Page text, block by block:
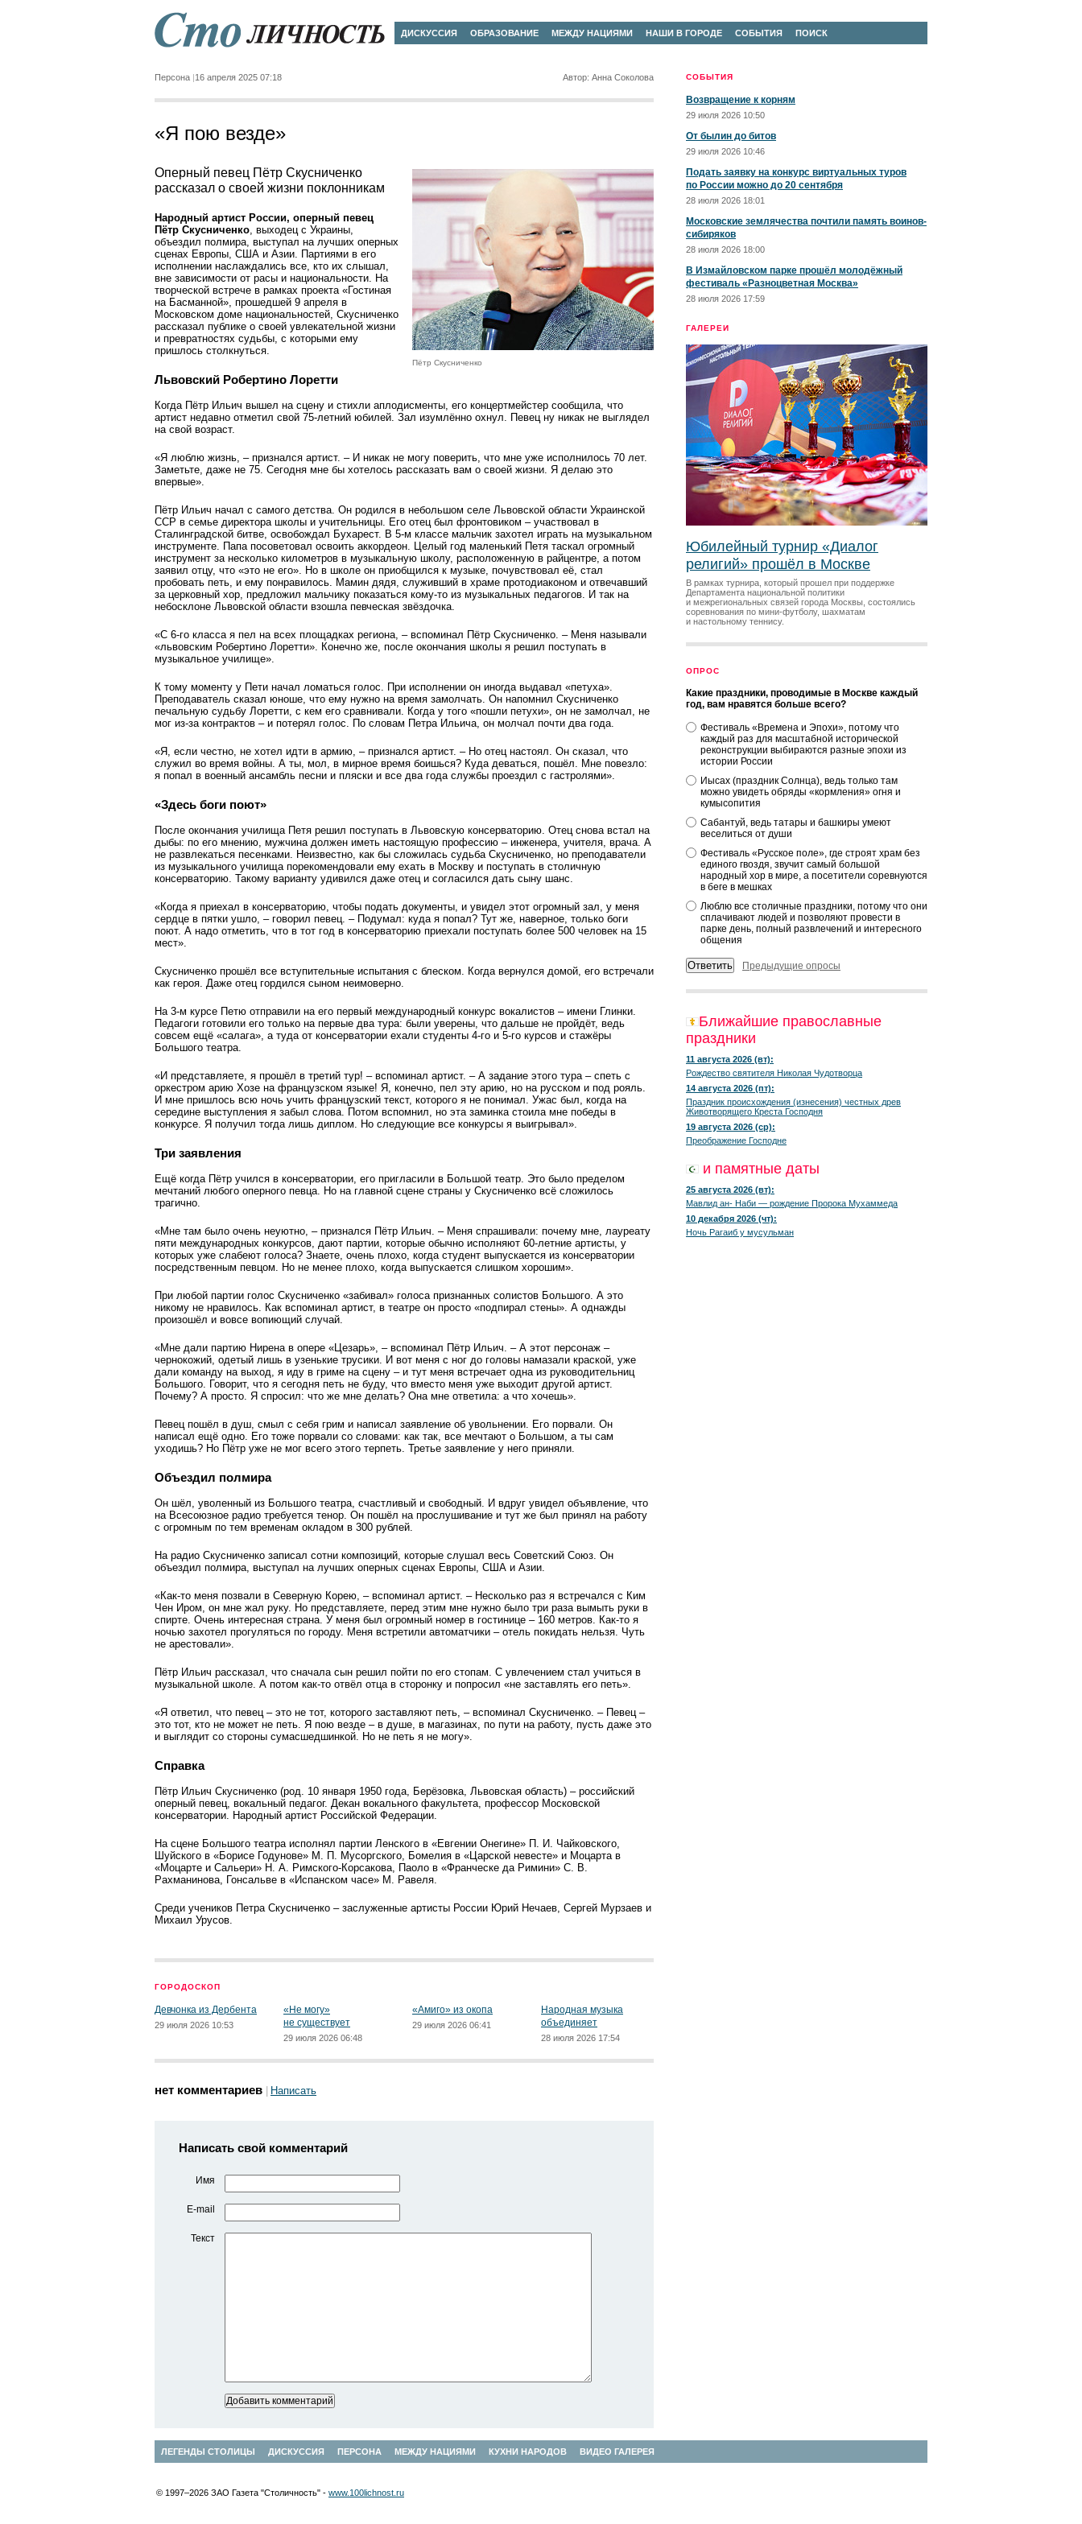
ДИСКУССИЯ ОБРАЗОВАНИЕ МЕЖДУ НАЦИЯМИ НАШИ В ГОРОДЕ СОБЫТИЯ ПОИСК
СОБЫТИЯ
Возвращение к корням
29 июля 2026 10:50
От былин до битов
29 июля 2026 10:46
Подать заявку на конкурс виртуальных туров
по России можно до 20 сентября
28 июля 2026 18:01
Московские землячества почтили память воинов-
сибиряков
28 июля 2026 18:00
В Измайловском парке прошёл молодёжный
фестиваль «Разноцветная Москва»
28 июля 2026 17:59
ГАЛЕРЕИ
Юбилейный турнир «Диалог
религий» прошёл в Москве
В рамках турнира, который прошел при поддержке
Департамента национальной политики
и межрегиональных связей города Москвы, состоялись
соревнования по мини-футболу, шахматам
и настольному теннису.
ОПРОС
Какие праздники, проводимые в Москве каждый
год, вам нравятся больше всего?
Фестиваль «Времена и Эпохи», потому что
каждый раз для масштабной исторической
реконструкции выбираются разные эпохи из
истории России
Иысах (праздник Солнца), ведь только там
можно увидеть обряды «кормления» огня и
кумысопития
Сабантуй, ведь татары и башкиры умеют
веселиться от души
Фестиваль «Русское поле», где строят храм без
единого гвоздя, звучит самый большой
народный хор в мире, а посетители соревнуются
в беге в мешках
Люблю все столичные праздники, потому что они
сплачивают людей и позволяют провести в
парке день, полный развлечений и интересного
общения
Предыдущие опросы
Ближайшие православные
праздники
11 августа 2026 (вт):
Рождество святителя Николая Чудотворца
14 августа 2026 (пт):
Праздник происхождения (изнесения) честных древ
Животворящего Креста Господня
19 августа 2026 (ср):
Преображение Господне
и памятные даты
25 августа 2026 (вт):
Мавлид ан- Наби — рождение Пророка Мухаммеда
10 декабря 2026 (чт):
Ночь Рагаиб у мусульман
Персона 16 апреля 2025 07:18 Автор: Анна Соколова
«Я пою везде»
Пётр Скусниченко
Оперный певец Пётр Скусниченко
рассказал о своей жизни поклонникам
Народный артист России, оперный певец
Пётр Скусниченко, выходец с Украины,
объездил полмира, выступал на лучших оперных
сценах Европы, США и Азии. Партиями в его
исполнении наслаждались все, кто их слышал,
вне зависимости от расы и национальности. На
творческой встрече в рамках проекта «Гостиная
на Басманной», прошедшей 9 апреля в
Московском доме национальностей, Скусниченко
рассказал публике о своей увлекательной жизни
и превратностях судьбы, с которыми ему
пришлось столкнуться.
Львовский Робертино Лоретти
Когда Пётр Ильич вышел на сцену и стихли аплодисменты, его концертмейстер сообщила, что
артист недавно отметил свой 75-летний юбилей. Зал изумлённо охнул. Певец ну никак не выглядел
на свой возраст.
«Я люблю жизнь, – признался артист. – И никак не могу поверить, что мне уже исполнилось 70 лет.
Заметьте, даже не 75. Сегодня мне бы хотелось рассказать вам о своей жизни. Я делаю это
впервые».
Пётр Ильич начал с самого детства. Он родился в небольшом селе Львовской области Украинской
ССР в семье директора школы и учительницы. Его отец был фронтовиком – участвовал в
Сталинградской битве, освобождал Бухарест. В 5-м классе мальчик захотел играть на музыкальном
инструменте. Папа посоветовал освоить аккордеон. Целый год маленький Петя таскал огромный
инструмент за несколько километров в музыкальную школу, расположенную в райцентре, а потом
заявил отцу, что «это не его». Но в школе он приобщился к музыке, почувствовал её, стал
пробовать петь, и ему понравилось. Мамин дядя, служивший в храме протодиаконом и отвечавший
за церковный хор, предложил мальчику показаться кому-то из музыкальных педагогов. И так на
небосклоне Львовской области взошла певческая звёздочка.
«С 6-го класса я пел на всех площадках региона, – вспоминал Пётр Скусниченко. – Меня называли
«львовским Робертино Лоретти». Конечно же, после окончания школы я решил поступать в
музыкальное училище».
К тому моменту у Пети начал ломаться голос. При исполнении он иногда выдавал «петуха».
Преподаватель сказал юноше, что ему нужно на время замолчать. Он напомнил Скусниченко
печальную судьбу Лоретти, с кем его сравнивали. Когда у того «пошли петухи», он не замолчал, не
мог из-за контрактов – и потерял голос. По словам Петра Ильича, он молчал почти два года.
«Я, если честно, не хотел идти в армию, – признался артист. – Но отец настоял. Он сказал, что
служил во время войны. А ты, мол, в мирное время боишься? Куда деваться, пошёл. Мне повезло:
я попал в военный ансамбль песни и пляски и все два года службы проездил с гастролями».
«Здесь боги поют»
После окончания училища Петя решил поступать в Львовскую консерваторию. Отец снова встал на
дыбы: по его мнению, мужчина должен иметь настоящую профессию – инженера, учителя, врача. А
не развлекаться песенками. Неизвестно, как бы сложилась судьба Скусниченко, но преподаватели
из музыкального училища порекомендовали ему ехать в Москву и поступать в столичную
консерваторию. Такому варианту удивился даже отец и согласился дать сыну шанс.
«Когда я приехал в консерваторию, чтобы подать документы, и увидел этот огромный зал, у меня
сердце в пятки ушло, – говорил певец. – Подумал: куда я попал? Тут же, наверное, только боги
поют. А надо отметить, что в тот год в консерваторию приехали поступать более 500 человек на 15
мест».
Скусниченко прошёл все вступительные испытания с блеском. Когда вернулся домой, его встречали
как героя. Даже отец гордился сыном неимоверн­о.
На 3-м курсе Петю отправили на его первый международный конкурс вокалистов – имени Глинки.
Педагоги готовили его только на первые два тура: были уверены, что дальше не пройдёт, ведь
совсем ещё «салага», а туда от консерватории ехали студенты 4-го и 5-го курсов и стажёры
Большого театра.
«И представляете, я прошёл в третий тур! – вспоминал артист. – А задание этого тура – спеть с
оркестром арию Хозе на французском языке! Я, конечно, пел эту арию, но на русском и под рояль.
И мне пришлось всю ночь учить французский текст, которого я не понимал. Ужас был, когда на
середине выступления я забыл слова. Потом вспомнил, но эта заминка стоила мне победы в
конкурсе. Я получил тогда лишь диплом. Но следующие все конкурсы я выигрывал».
Три заявления
Ещё когда Пётр учился в консерватории, его пригласили в Большой театр. Это было пределом
мечтаний любого оперного певца. Но на главной сцене страны у Скусниченко всё сложилось
трагично.
«Мне там было очень неуютно, – признался Пётр Ильич. – Меня спрашивали: почему мне, лауреату
пяти международных конкурсов, дают партии, которые обычно исполняют 60-летние артисты, у
которых уже слабеют голоса? Знаете, очень плохо, когда студент выпускается из консерватории
посредственным певцом. Но не менее плохо, когда выпускается слишком хорошим».
При любой партии голос Скусниченко «забивал» голоса признанных солистов Большого. А это
никому не нравилось. Как вспоминал артист, в театре он просто «подпирал стены». А однажды
произошёл и вовсе вопиющий случай.
«Мне дали партию Нирена в опере «Цезарь», – вспоминал Пётр Ильич. – А этот персонаж –
чернокожий, одетый лишь в узенькие трусики. И вот меня с ног до головы намазали краской, уже
дали команду на выход, я иду в гриме на сцену – и тут меня встречает одна из руководительниц
Большого. Говорит, что я сегодня петь не буду, что вместо меня уже выходит другой артист.
Почему? А просто. Я спросил: что же мне делать? Она мне ответила: а что хочешь».
Певец пошёл в душ, смыл с себя грим и написал заявление об увольнении. Его порвали. Он
написал ещё одно. Его тоже порвали со словами: как так, все мечтают о Большом, а ты сам
уходишь? Но Пётр уже не мог всего этого терпеть. Третье заявление у него приняли.
Объездил полмира
Он шёл, уволенный из Большого театра, счастливый и свободный. И вдруг увидел объявление, что
на Всесоюзное радио требуется тенор. Он пошёл на прослушивание и тут же был принял на работу
с огромным по тем временам окладом в 300 рублей.
На радио Скусниченко записал сотни композиций, которые слушал весь Советский Союз. Он
объездил полмира, выступал на лучших оперных сценах Европы, США и Азии.
«Как-то меня позвали в Северную Корею, – вспоминал артист. – Несколько раз я встречался с Ким
Чен Иром, он мне жал руку. Но представляете, перед этим мне нужно было три раза вымыть руки в
спирте. Очень интересная страна. У меня был огромный номер в гостинице – 160 метров. Как-то я
ночью захотел прогуляться по городу. Меня встретили автоматчики – отель покидать нельзя. Чуть
не арестовали».
Пётр Ильич рассказал, что сначала сын решил пойти по его стопам. С увлечением стал учиться в
музыкальной школе. А потом как-то отвёл отца в сторонку и попросил «не заставлять его петь».
«Я ответил, что певец – это не тот, которого заставляют петь, – вспоминал Скусниченко. – Певец –
это тот, кто не может не петь. Я пою везде – в душе, в магазинах, по пути на работу, пусть даже это
и выглядит со стороны сумасшедшинкой. Но не петь я не могу».
Справка
Пётр Ильич Скусниченко (род. 10 января 1950 года, Берёзовка, Львовская область) – российский
оперный певец, вокальный педагог. Декан вокального факультета, профессор Московской
консерватории. Народный артист Российской Федерации.
На сцене Большого театра исполнял партии Ленского в «Евгении Онегине» П. И. Чайковского,
Шуйского в «Борисе Годунове» М. П. Мусоргского, Бомелия в «Царской невесте» и Моцарта в
«Моцарте и Сальери» Н. А. Римского-Корсакова, Паоло в «Франческе да Римини» С. В.
Рахманинова, Гонсальве в «Испанском часе» М. Равеля.
Среди учеников Петра Скусниченко – заслуженные артисты России Юрий Нечаев, Сергей Мурзаев и
Михаил Урусов.
ГОРОДОСКОП
Девчонка из Дербента
29 июля 2026 10:53
«Не могу»
не существует
29 июля 2026 06:48
«Амиго» из окопа
29 июля 2026 06:41
Народная музыка
объединяет
28 июля 2026 17:54
нет комментариев Написать
Написать свой комментарий
Имя
E-mail
Текст
ЛЕГЕНДЫ СТОЛИЦЫ ДИСКУССИЯ ПЕРСОНА МЕЖДУ НАЦИЯМИ КУХНИ НАРОДОВ ВИДЕО ГАЛЕРЕЯ
© 1997–2026 ЗАО Газета "Столичность" - www.100lichnost.ru